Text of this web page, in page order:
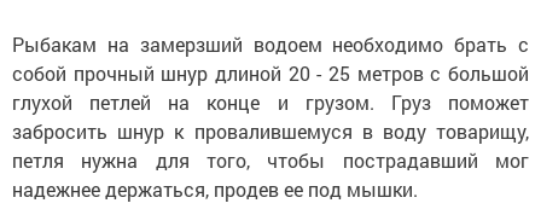
Рыбакам на замерзший водоем необходимо брать с
собой прочный шнур длиной 20 - 25 метров с большой
глухой петлей на конце и грузом. Груз поможет
забросить шнур к провалившемуся в воду товарищу,
петля нужна для того, чтобы пострадавший мог
надежнее держаться, продев ее под мышки.